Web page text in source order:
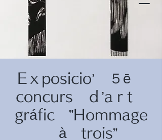
© Copyright
© Copyright
Eｘposicio’ ５ē
concurs ｄ’aｒt
gráfic ”Hommage
à trois”